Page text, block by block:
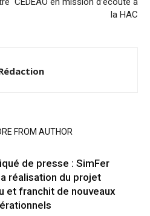
la HAC
FROM AUTHOR
de presse : SimFer
réalisation du projet
et franchit de nouveaux